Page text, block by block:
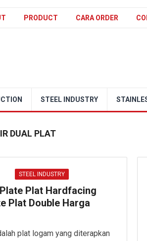
PRODUCT CARA ORDER
STEEL INDUSTRY
DUAL PLAT
STEEL INDUSTRY
Plat Hardfacing
Plat Double Harga
plat logam yang diterapkan